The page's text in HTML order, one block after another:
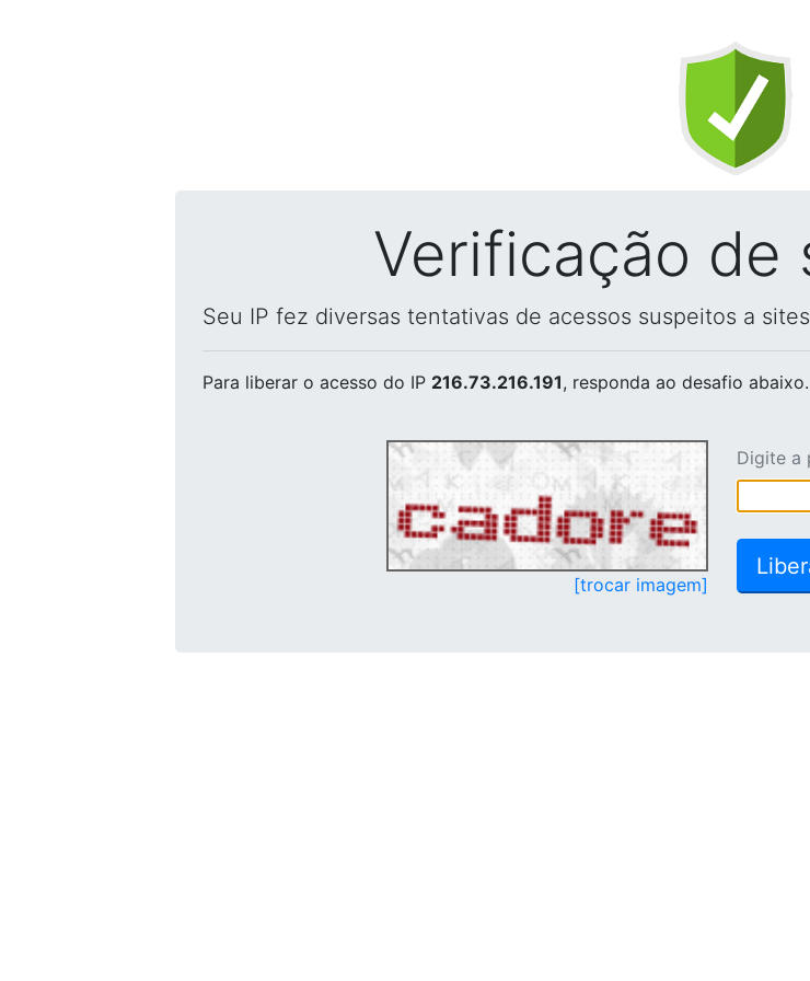
Verificação de
Seu IP fez diversas tentativas de acessos suspeitos a
Para liberar o acesso do IP 216.73.216.191, responda ao desafio abaixo.
[trocar imagem]
Digite a